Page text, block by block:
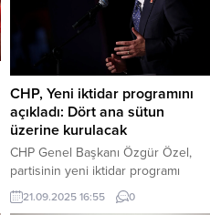
etti. İmamoğlu, mesajında 23 Mart’ta
halk tarafından cumhurbaşkanı
adayı seçildiğini belirterek, bunun
bir “demokrasi devrimi” olduğunu
“Herkese merhaba, Ramazan...
CHP, Yeni iktidar programını
açıkladı: Dört ana sütun
üzerine kurulacak
CHP Genel Başkanı Özgür Özel,
partisinin yeni iktidar programı
çalışmalarını tamamladığını
duyurdu. Haber Merkezi –
21.09.2025 16:55 0